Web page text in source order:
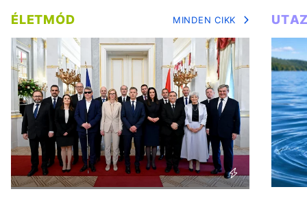
ÉLETMÓD MINDEN CIKK